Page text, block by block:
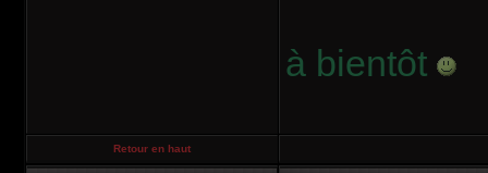
à bientôt
Retour en haut